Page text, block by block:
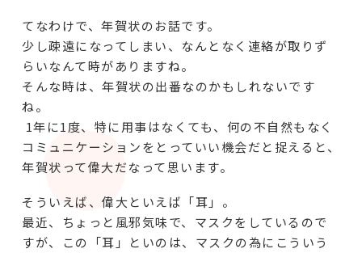
てなわけで、年賀状のお話です。
少し疎遠になってしまい、なんとなく連絡が取りず
らいなんて時がありますね。
そんな時は、年賀状の出番なのかもしれないです
ね。
1年に1度、特に用事はなくても、何の不自然もなく
コミュニケーションをとっていい機会だと捉えると、
年賀状って偉大だなって思います。
そういえば、偉大といえば「耳」。
最近、ちょっと風邪気味で、マスクをしているので
すが、この「耳」といのは、マスクの為にこういう